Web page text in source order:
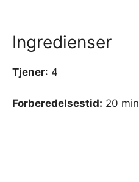
Ingredienser
Tjener: 4
Forberedelsestid: 20 min